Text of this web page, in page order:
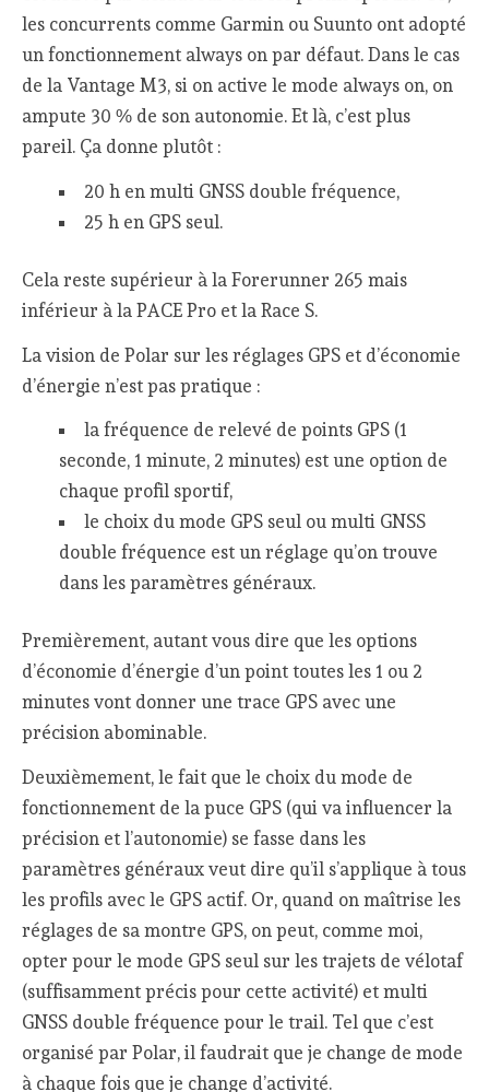
les concurrents comme Garmin ou Suunto ont adopté
un fonctionnement always on par défaut. Dans le cas
de la Vantage M3, si on active le mode always on, on
ampute 30 % de son autonomie. Et là, c’est plus
pareil. Ça donne plutôt :
20 h en multi GNSS double fréquence,
25 h en GPS seul.
Cela reste supérieur à la Forerunner 265 mais
inférieur à la PACE Pro et la Race S.
La vision de Polar sur les réglages GPS et d’économie
d’énergie n’est pas pratique :
la fréquence de relevé de points GPS (1
seconde, 1 minute, 2 minutes) est une option de
chaque profil sportif,
le choix du mode GPS seul ou multi GNSS
double fréquence est un réglage qu’on trouve
dans les paramètres généraux.
Premièrement, autant vous dire que les options
d’économie d’énergie d’un point toutes les 1 ou 2
minutes vont donner une trace GPS avec une
précision abominable.
Deuxièmement, le fait que le choix du mode de
fonctionnement de la puce GPS (qui va influencer la
précision et l’autonomie) se fasse dans les
paramètres généraux veut dire qu’il s’applique à tous
les profils avec le GPS actif. Or, quand on maîtrise les
réglages de sa montre GPS, on peut, comme moi,
opter pour le mode GPS seul sur les trajets de vélotaf
(suffisamment précis pour cette activité) et multi
GNSS double fréquence pour le trail. Tel que c’est
organisé par Polar, il faudrait que je change de mode
à chaque fois que je change d’activité.